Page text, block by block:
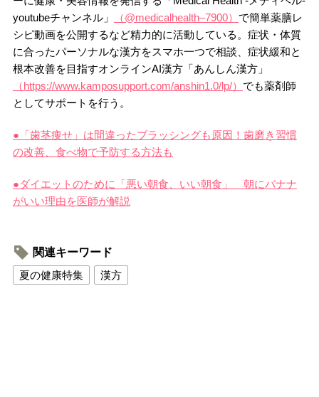
youtubeチャンネル」
（@medicalhealth–7900） で簡単薬膳レ
シピ動画を公開するなど精力的に活動している。症状・体質
に合ったパーソナルな漢方をスマホ一つで相談、症状緩和と
根本改善を目指すオンラインAI漢方「あんしん漢方」
（https://www.kamposupport.com/anshin1.0/lp/） でも薬剤師
としてサポートを行う。
●「歯茎痩せ」は間違ったブラッシングも原因！歯磨き習慣
の改善、食べ物で予防する方法も
●ダイエットのために「悪い朝食、いい朝食」 朝にバナナ
がいい理由を医師が解説
関連キーワード
夏の健康特集
漢方